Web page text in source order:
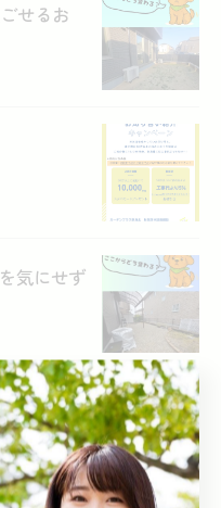
せるお
気にせず
なるレベ